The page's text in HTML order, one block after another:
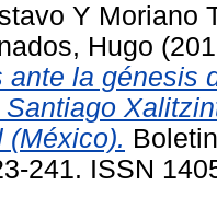
Y Moriano
Hugo
ante la génesis
(México).
241. ISSN